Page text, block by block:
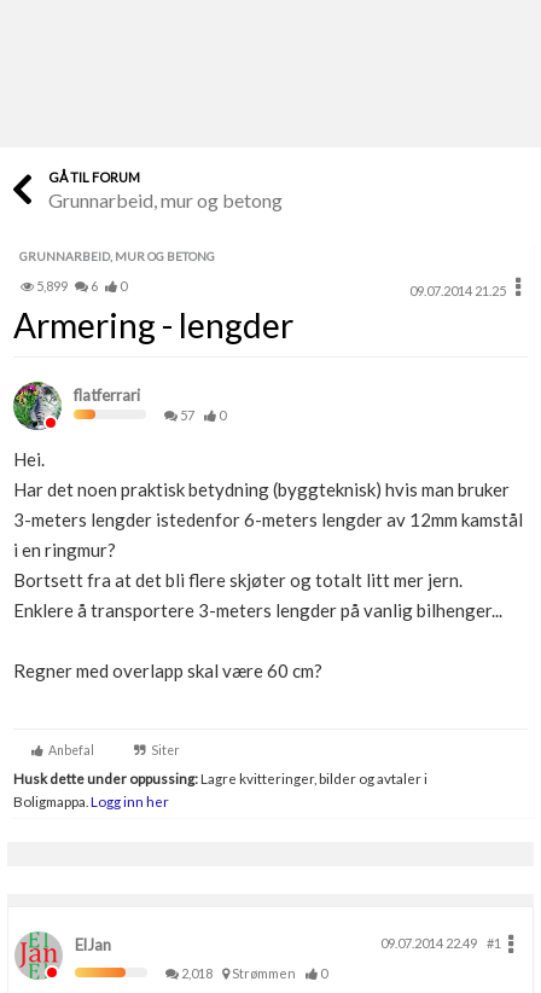
Finn håndverkere
Papirer som mangler
Skaff dokumentasjon som mangler
Kundeservice
Få svar på det du lurer på
Kom i gang med Boligmappa
Se din bolig? Klikk her
Boligmappa+
Få mer ut av Boligmappa
GÅ TIL FORUM
Grunnarbeid, mur og betong
GRUNNARBEID, MUR OG BETONG
5,899 6 0 09.07.2014 21.25
Armering - lengder
flatferrari
57 0
Hei.
Har det noen praktisk betydning (byggteknisk) hvis man bruker
3-meters lengder istedenfor 6-meters lengder av 12mm kamstål
i en ringmur?
Bortsett fra at det bli flere skjøter og totalt litt mer jern.
Enklere å transportere 3-meters lengder på vanlig bilhenger...
Regner med overlapp skal være 60 cm?
Anbefal Siter
Husk dette under oppussing:Lagre kvitteringer, bilder og avtaler i
Boligmappa. Logg inn her
ElJan 09.07.2014 22.49
#1
2,018
Strømmen 0